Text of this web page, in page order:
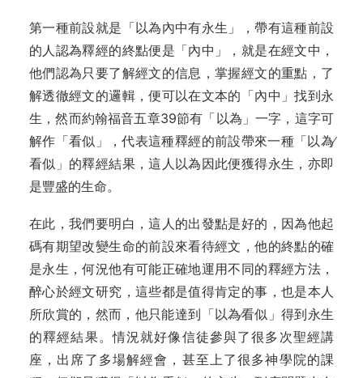
第一種前設就是「以為內中有永生」，帶有這種前設
的人認為釋經的終點便是「內中」，就是在經文中，
他們認為只要了解經文的信息，掌握經文的重點，了
解透徹經文的邏輯，便可以在文本的「內中」找到永
生，然而約翰福音五章39節有「以為」一字，這字可
解作「看似」，代表這種釋經的前設帶來一種「以為∕
看似」的釋經結果，這人以為因此便獲得永生，亦即
是豐盛的生命。
在此，我們要明白，這人的出發點是好的，因為他起
碼有期望改變生命的前設來看待經文，他的終點的確
是永生，何況他有可能正確地運用不同的釋經方法，
醉心於經文研究，這些都是值得肯定的事，也是本人
所欣賞的，然而，他只能達到「以為∕看似」得到永生
的釋經結果。情況就好像信徒參與了很多次聖經講
座，出席了多場解經會，甚至上了很多神學院的課